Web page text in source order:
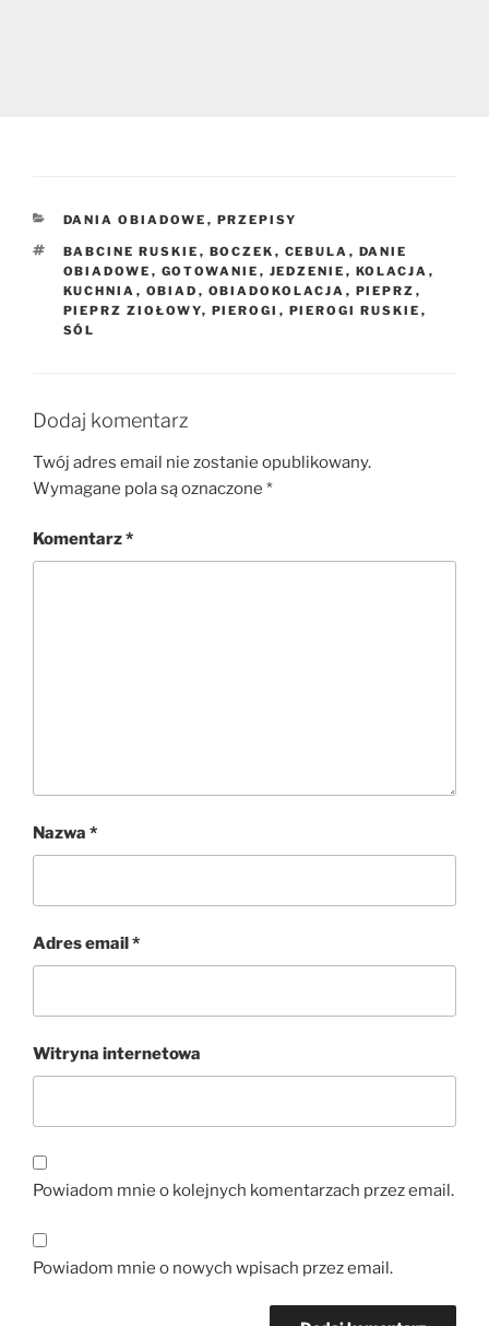
KATEGORIE
DANIA OBIADOWE , PRZEPISY
TAGI
BABCINE RUSKIE , BOCZEK , CEBULA , DANIE
OBIADOWE , GOTOWANIE , JEDZENIE , KOLACJA ,
KUCHNIA , OBIAD , OBIADOKOLACJA , PIEPRZ ,
PIEPRZ ZIOŁOWY, PIEROGI , PIEROGI RUSKIE ,
SÓL
Dodaj komentarz
Twój adres email nie zostanie opublikowany.
Wymagane pola są oznaczone *
Komentarz*
Nazwa *
Adres email *
Witryna internetowa
Powiadom mnie o kolejnych komentarzach przez email.
Powiadom mnie o nowych wpisach przez email.